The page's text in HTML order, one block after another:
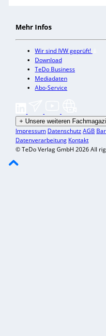
Mehr Infos
Wir sind IVW geprüft!
Download
TeDo Business
Mediadaten
Abo-Service
+ Unsere weiteren
Impressum DatenschutzAGB
Datenverarbeitung Kontakt
© TeDo Verlag GmbH 2026 All